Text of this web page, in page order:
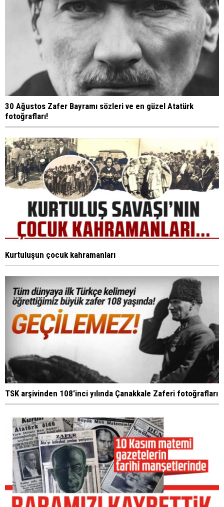
30 Ağustos Zafer Bayramı sözleri ve en güzel Atatürk
fotoğrafları!
Kurtuluşun çocuk kahramanları
TSK arşivinden 108'inci yılında Çanakkale Zaferi fotoğrafları